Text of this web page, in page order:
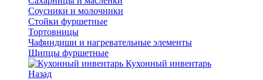
Соусники и молочники
Стойки фуршетные
Тортовницы
Чафиндиши и нагревательные элементы
Щипцы фуршетные
Кухонный инвентарь
Назад